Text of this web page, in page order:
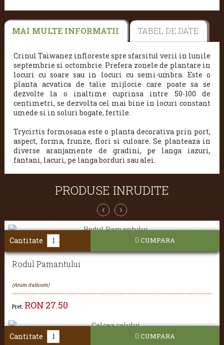
MAI MULTE INFORMATII TABEL DE DATE
Crinul Taiwanez infloreste spre sfarsitul verii in lunile
septembrie si octombrie. Prefera zonele de plantare in
locuri cu soare sau in locuri cu semi-umbra. Este o
planta acvatica de talie mijlocie care poate sa se
dezvolte la o inaltime cuprinsa intre 50-100 de
centimetri, se dezvolta cel mai bine in locuri constant
umede si in soluri bogate, fertile.
Trycirtis formosana este o planta decorativa prin port,
aspect, forma, frunze, flori si culoare. Se planteaza in
diverse aranjamente de gradini, pe langa iazuri,
fantani, lacuri, pe langa borduri sau alei.
PRODUSE INRUDITE
‹ ›
Rodul Pamantului
(Arum italicum)
Pret: RON 27.50
Cantitate CUMPARA
Cantitate CUMPARA